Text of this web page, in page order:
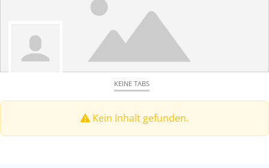
KEINE TABS
Kein Inhalt gefunden.